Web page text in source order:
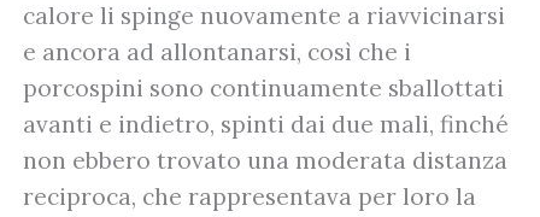
calore li spinge nuovamente a riavvicinarsi
e ancora ad allontanarsi, così che i
porcospini sono continuamente sballottati
avanti e indietro, spinti dai due mali, finché
non ebbero trovato una moderata distanza
reciproca, che rappresentava per loro la